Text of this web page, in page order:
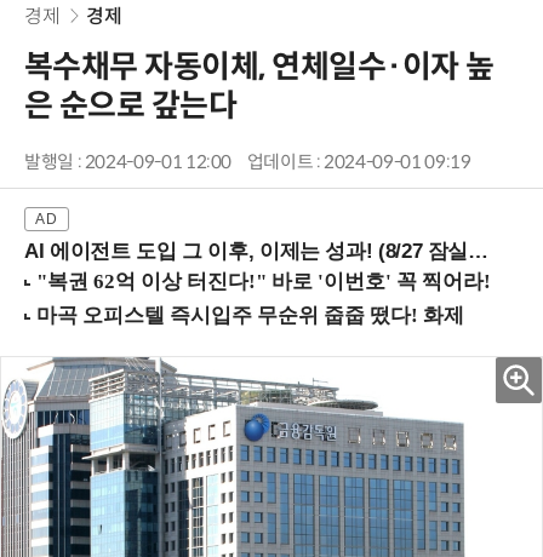
경제 경제
복수채무 자동이체, 연체일수·이자 높
은 순으로 갚는다
발행일 : 2024-09-01 12:00 업데이트 : 2024-09-01 09:19
AI 에이전트 도입 그 이후, 이제는 성과! (8/27 잠실역)